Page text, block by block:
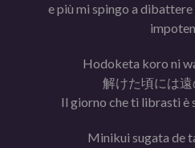
e più mi spingo a
Hodoketa koro ni
解けた頃には遠
Il giorno che ti librasti è
Minikui sugata de